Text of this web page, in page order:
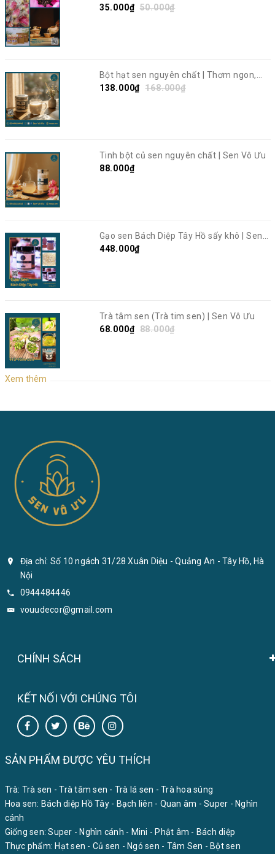
Sen Vô Ưu
35.000₫ 50.000₫
Bột hạt sen nguyên chất | Thơm ngon,
giàu dinh dưỡng | Sen Vô Ưu
138.000₫ 168.000₫
Tinh bột củ sen nguyên chất | Sen Vô Ưu
88.000₫
Gạo sen Bách Diệp Tây Hồ sấy khô | Sen
Vô Ưu
448.000₫
Trà tâm sen (Trà tim sen) | Sen Vô Ưu
68.000₫ 88.000₫
Xem thêm
Địa chỉ: Số 10 ngách 31/28 Xuân Diệu - Quảng An - Tây Hồ, Hà
Nội
0944484446
vouudecor@gmail.com
CHÍNH SÁCH
KẾT NỐI VỚI CHÚNG TÔI
SẢN PHẨM ĐƯỢC YÊU THÍCH
Trà: Trà sen - Trà tâm sen - Trà lá sen - Trà hoa súng
Hoa sen: Bách diệp Hồ Tây- Bạch liên - Quan âm - Super - Nghìn
cánh
Giống sen: Super - Nghìn cánh - Mini - Phật âm - Bách diệp
Thực phẩm: Hạt sen - Củ sen - Ngó sen - Tâm Sen - Bột sen